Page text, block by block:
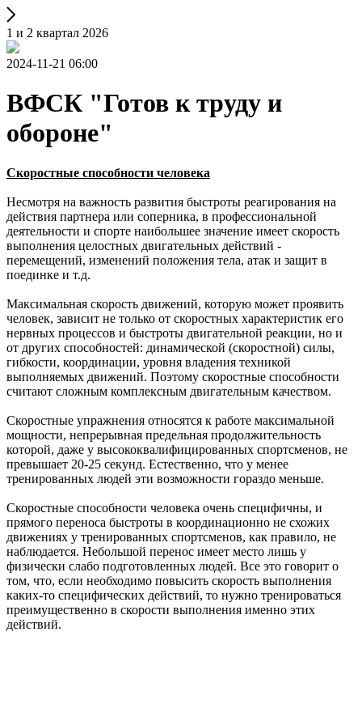
1 и 2 квартал 2026
2024-11-21 06:00
ВФСК "Готов к труду и
обороне"
Скоростные способности человека
Несмотря на важность развития быстроты реагирования на
действия партнера или соперника, в профессиональной
деятельности и спорте наибольшее значение имеет скорость
выполнения целостных двигательных действий -
перемещений, изменений положения тела, атак и защит в
поединке и т.д.
Максимальная скорость движений, которую может проявить
человек, зависит не только от скоростных характеристик его
нервных процессов и быстроты двигательной реакции, но и
от других способностей: динамической (скоростной) силы,
гибкости, координации, уровня владения техникой
выполняемых движений. Поэтому скоростные способности
считают сложным комплексным двигательным качеством.
Скоростные упражнения относятся к работе максимальной
мощности, непрерывная предельная продолжительность
которой, даже у высококвалифицированных спортсменов, не
превышает 20-25 секунд. Естественно, что у менее
тренированных людей эти возможности гораздо меньше.
Скоростные способности человека очень специфичны, и
прямого переноса быстроты в координационно не схожих
движениях у тренированных спортсменов, как правило, не
наблюдается. Небольшой перенос имеет место лишь у
физически слабо подготовленных людей. Все это говорит о
том, что, если необходимо повысить скорость выполнения
каких-то специфических действий, то нужно тренироваться
преимущественно в скорости выполнения именно этих
действий.